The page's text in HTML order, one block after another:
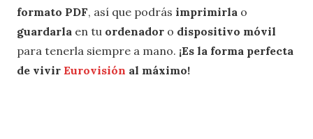
formato PDF, así que podrás imprimirla o
guardarla en tu ordenador o dispositivo móvil
para tenerla siempre a mano. ¡Es la forma perfecta
de vivir Eurovisión al máximo!